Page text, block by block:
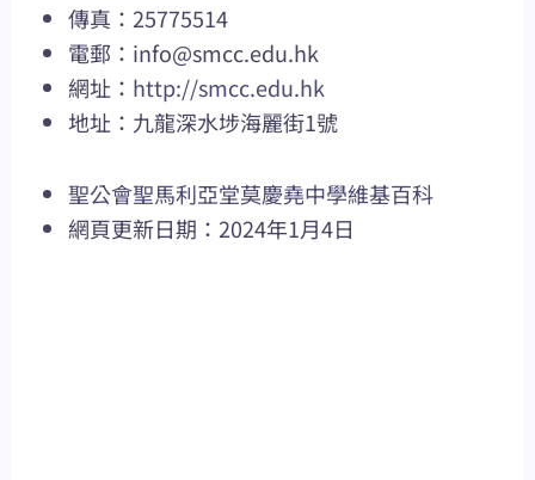
傳真：25775514
電郵： info@smcc.edu.hk
網址： http://smcc.edu.hk
地址：九龍深水埗海麗街1號
聖公會聖馬利亞堂莫慶堯中學維基百科
網頁更新日期：2024年1月4日